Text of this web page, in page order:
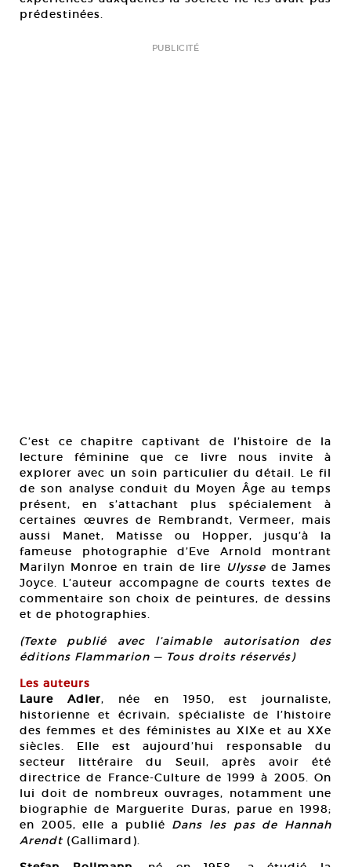
prédestinées.
PUBLICITÉ
C’est ce chapitre captivant de l’histoire de la
lecture féminine que ce livre nous invite à
explorer avec un soin particulier du détail. Le fil
de son analyse conduit du Moyen Âge au temps
présent, en s’attachant plus spécialement à
certaines œuvres de Rembrandt, Vermeer, mais
aussi Manet, Matisse ou Hopper, jusqu’à la
fameuse photographie d’Eve Arnold montrant
Marilyn Monroe en train de lire Ulyssede James
Joyce. L’auteur accompagne de courts textes de
commentaire son choix de peintures, de dessins
et de photographies.
(Texte publié avec l’aimable autorisation des
éditions Flammarion — Tous droits réservés)
Les auteurs
Laure Adler, née en 1950, est journaliste,
historienne et écrivain, spécialiste de l’histoire
des femmes et des féministes au XIXe et au XXe
siècles. Elle est aujourd’hui responsable du
secteur littéraire du Seuil, après avoir été
directrice de France-Culture de 1999 à 2005. On
lui doit de nombreux ouvrages, notamment une
biographie de Marguerite Duras, parue en 1998;
en 2005, elle a publié Dans les pas de Hannah
Arendt (Gallimard).